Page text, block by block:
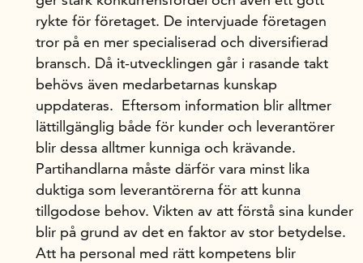
rykte för företaget. De intervjuade företagen
tror på en mer specialiserad och diversifierad
bransch. Då it-utvecklingen går i rasande takt
behövs även medarbetar­nas kunskap
uppdateras. Eftersom information blir alltmer
lättillgänglig både för kunder och leverantörer
blir dessa alltmer kunniga och krävande.
Partihandlarna måste därför vara minst lika
duktiga som leverantörerna för att kunna
tillgodose behov. Vikten av att förstå sina kunder
blir på grund av det en faktor av stor betydelse.
Att ha personal med rätt kompetens blir